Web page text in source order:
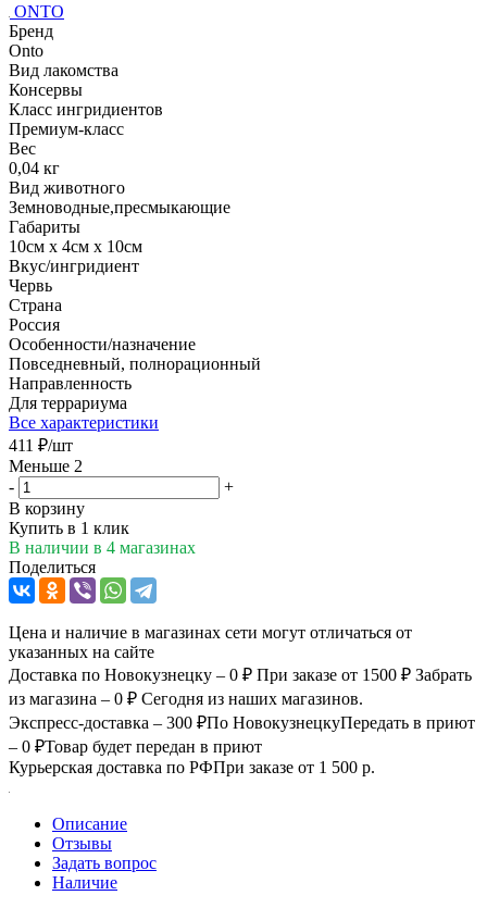
ONTO
Бренд
Onto
Вид лакомства
Консервы
Класс ингридиентов
Премиум-класс
Вес
0,04 кг
Вид животного
Земноводные,пресмыкающие
Габариты
10см х 4см х 10см
Вкус/ингридиент
Червь
Страна
Россия
Особенности/назначение
Повседневный, полнорационный
Направленность
Для террариума
Все характеристики
411 ₽/шт
Меньше 2
-
+
В корзину
Купить в 1 клик
В наличии в 4 магазинах
Поделиться
Цена и наличие в магазинах сети могут отличаться от
указанных на сайте
Доставка по Новокузнецку – 0 ₽ При заказе от 1500 ₽ Забрать
из магазина – 0 ₽ Сегодня из наших магазинов.
Экспресс-доставка – 300 ₽По НовокузнецкуПередать в приют
– 0 ₽Товар будет передан в приют
Курьерская доставка по РФПри заказе от 1 500 р.
Описание
Отзывы
Задать вопрос
Наличие